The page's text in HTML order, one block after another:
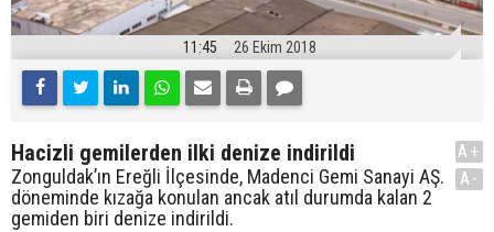
11:45 26 Ekim 2018
Hacizli gemilerden ilki denize indirildi
Zonguldak’ın Ereğli İlçesinde, Madenci Gemi Sanayi AŞ.
döneminde kızağa konulan ancak atıl durumda kalan 2
gemiden biri denize indirildi.
A+
A-